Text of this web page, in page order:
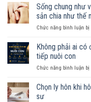
Sống chung như
sản chia như thế
Chức năng bình luận bị
Không phải ai
tiếp nuôi con
Chức năng bình luận bị
Chọn ly hôn khi
sư